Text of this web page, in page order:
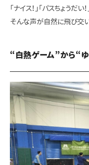
「ナイス！」「パスちょうだい！
そんな声が自然に飛び交
“白熱ゲーム”から“